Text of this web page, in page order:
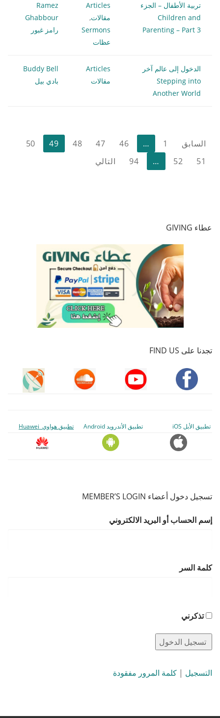
تربية الأطفال – الجزء
Children and
Parenting – Part 3
Articles
مقالات,
Sermons
عظات
Ramez
Ghabbour
رامز غبور
الدخول إلى عالم آخر
Stepping into
Another World
Articles
مقالات
Buddy Bell
بادي بيل
تعدد
صفحات
السابق 1
…
46
47
48
49
50
51
52
…
94 التالي
عطاء GIVING
تجدنا على FIND US
تطبيق الأبل iOS تطبيق الأندرويد Android تطبيق هواوي Huawei
تسجيل دخول أعضاء MEMBER’S LOGIN
إسم الحساب أو البريد الالكتروني
كلمة السر
تذكرني
التسجيل | كلمة المرور مفقودة